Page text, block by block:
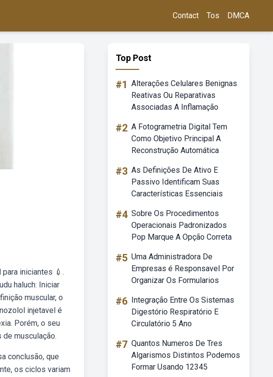
Contact Tos DMCA
iniciantes 💉.
haluch: Iniciar
muscular, o
injetavel é
Porém, o seu
musculação.
conclusão, que
os ciclos variam
Top Post
#1 Alterações Celulares Benignas
Reativas Ou Reparativas
Associadas A Inflamação
#2 A Fotogrametria Digital Tem
Como Objetivo Principal A
Reconstrução Automática
#3 As Definições De Ativo E
Passivo Identificam Suas
Características Essenciais
#4 Sobre Os Procedimentos
Operacionais Padronizados
Pop Marque A Opção Correta
#5 Uma Administradora De
Empresas é Responsavel Por
Organizar Os Formularios
#6 Integração Entre Os Sistemas
Digestório Respiratório E
Circulatório 5 Ano
#7 Quantos Numeros De Tres
Algarismos Distintos Podemos
Formar Usando 12345